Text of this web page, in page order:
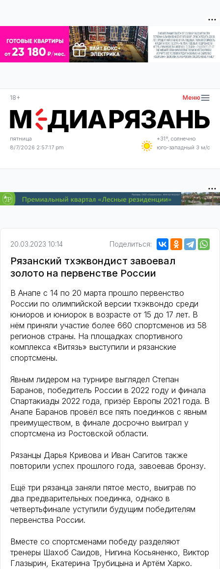
18+ Меню
пятница
8/7/2026 2:57:17 pm
+31°, солнечно
юго-западный 3 м/с
20.03.2023 10:14 Поделиться:
Рязанский тхэквондист завоевал
золото на первенстве России
В Анапе с 14 по 20 марта прошло первенство
России по олимпийской версии тхэквондо среди
юниоров и юниорок в возрасте от 15 до 17 лет. В
нём приняли участие более 660 спортсменов из 58
регионов страны. На площадках спортивного
комплекса «Витязь» выступили и рязанские
спортсмены.
Явным лидером на турнире выглядел Степан
Баранов, победитель России в 2022 году и финала
Спартакиады 2022 года, призёр Европы 2021 года. В
Анапе Баранов провёл все пять поединков с явным
преимуществом, в финале досрочно выиграл у
спортсмена из Ростовской области.
Рязанцы Дарья Кривова и Иван Сагитов также
повторили успех прошлого года, завоевав бронзу.
Ещё три рязанца заняли пятое место, выиграв по
два предварительных поединка, однако в
четвертьфинале уступили будущим победителям
первенства России.
Вместе со спортсменами победу разделяют
тренеры Шахоб Саидов, Нигина Косьяненко, Виктор
Глазырин, Екатерина Трубицына и Артём Харко.